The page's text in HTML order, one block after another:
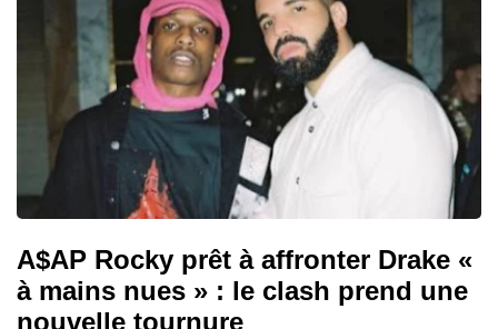
A$AP Rocky prêt à affronter Drake «
à mains nues » : le clash prend une
nouvelle tournure